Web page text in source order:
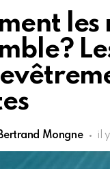
Mongne il